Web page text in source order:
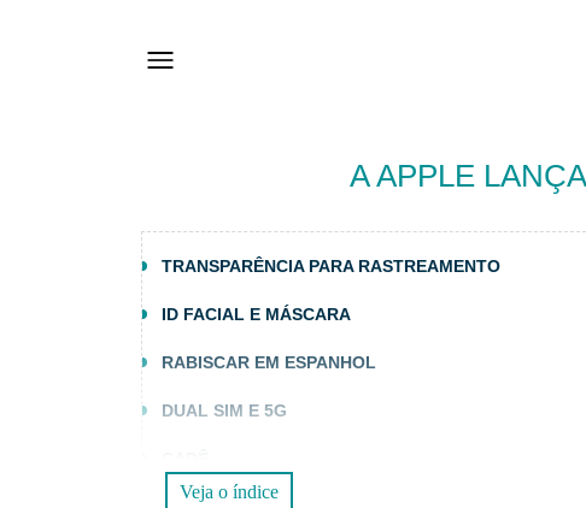
A APPLE
TRANSPARÊNCIA PARA RASTREAMENTO
ID FACIAL E MÁSCARA
RABISCAR EM ESPANHOL
DUAL SIM E 5G
Veja o índice